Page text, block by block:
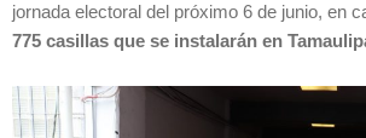
jornada electoral del próximo 6 de junio, en
775 casillas que se instalarán en